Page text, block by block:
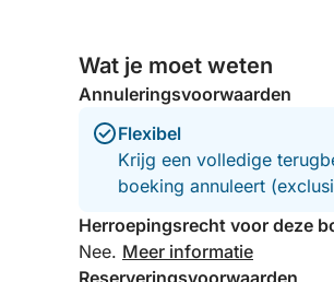
Wat je moet weten
Annuleringsvoorwaarden
Flexibel
Krijg een volledige
boeking annuleert
Herroepingsrecht voor deze
Nee. Meer informatie
Reserveringsvoorwaarden